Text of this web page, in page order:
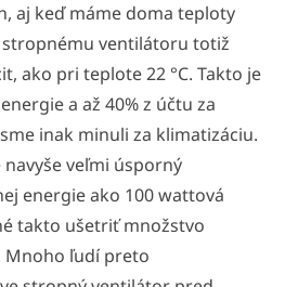
aj keď máme doma teploty
stropnému ventilátoru totiž
ako pri teplote 22 °C. Takto je
a až 40% z účtu za
inak minuli za klimatizáciu.
veľmi úsporný
energie ako 100 wattová
takto ušetriť množstvo
Mnoho ľudí preto